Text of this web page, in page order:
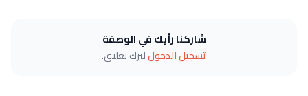
شاركنا رأيك في الوصفة
تسجيل الدخوللترك تعليق.